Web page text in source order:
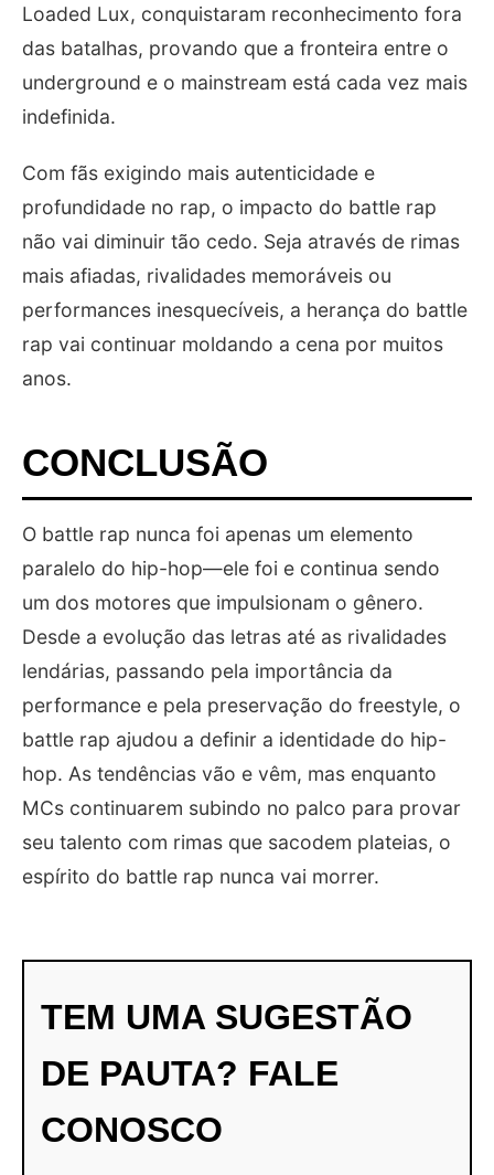
Loaded Lux, conquistaram reconhecimento fora
das batalhas, provando que a fronteira entre o
underground e o mainstream está cada vez mais
indefinida.
Com fãs exigindo mais autenticidade e
profundidade no rap, o impacto do battle rap
não vai diminuir tão cedo. Seja através de rimas
mais afiadas, rivalidades memoráveis ou
performances inesquecíveis, a herança do battle
rap vai continuar moldando a cena por muitos
anos.
CONCLUSÃO
O battle rap nunca foi apenas um elemento
paralelo do hip-hop—ele foi e continua sendo
um dos motores que impulsionam o gênero.
Desde a evolução das letras até as rivalidades
lendárias, passando pela importância da
performance e pela preservação do freestyle, o
battle rap ajudou a definir a identidade do hip-
hop. As tendências vão e vêm, mas enquanto
MCs continuarem subindo no palco para provar
seu talento com rimas que sacodem plateias, o
espírito do battle rap nunca vai morrer.
TEM UMA SUGESTÃO
DE PAUTA? FALE
CONOSCO